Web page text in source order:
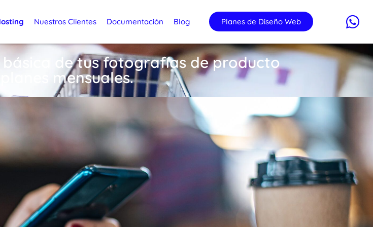
Nuestros Clientes Documentación Blog Planes de Diseño Web
de tus fotografías de producto
mensuales.